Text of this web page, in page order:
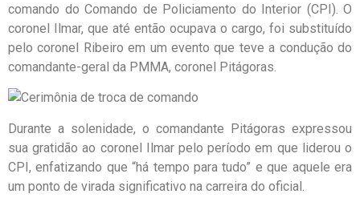
comando do Comando de Policiamento do Interior (CPI). O
coronel Ilmar, que até então ocupava o cargo, foi substituído
pelo coronel Ribeiro em um evento que teve a condução do
comandante-geral da PMMA, coronel Pitágoras.
Durante a solenidade, o comandante Pitágoras expressou
sua gratidão ao coronel Ilmar pelo período em que liderou o
CPI, enfatizando que “há tempo para tudo” e que aquele era
um ponto de virada significativo na carreira do oficial.